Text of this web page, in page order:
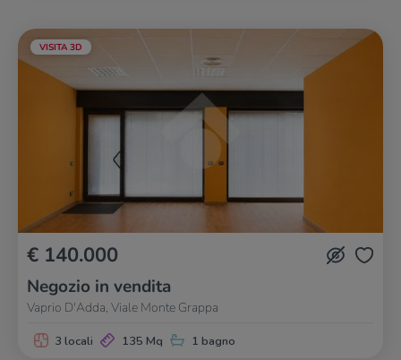
VISITA 3D
€ 140.000
Negozio in vendita
Vaprio D'Adda, Viale Monte Grappa
3 locali 135 Mq 1 bagno